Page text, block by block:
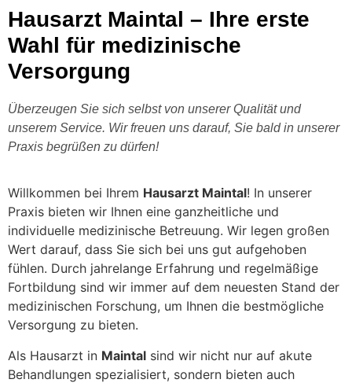
Hausarzt Maintal – Ihre erste
Wahl für medizinische
Versorgung
Überzeugen Sie sich selbst von unserer Qualität und
unserem Service. Wir freuen uns darauf, Sie bald in unserer
Praxis begrüßen zu dürfen!
Willkommen bei Ihrem Hausarzt Maintal! In unserer
Praxis bieten wir Ihnen eine ganzheitliche und
individuelle medizinische Betreuung. Wir legen großen
Wert darauf, dass Sie sich bei uns gut aufgehoben
fühlen. Durch jahrelange Erfahrung und regelmäßige
Fortbildung sind wir immer auf dem neuesten Stand der
medizinischen Forschung, um Ihnen die bestmögliche
Versorgung zu bieten.
Als Hausarzt in Maintal sind wir nicht nur auf akute
Behandlungen spezialisiert, sondern bieten auch